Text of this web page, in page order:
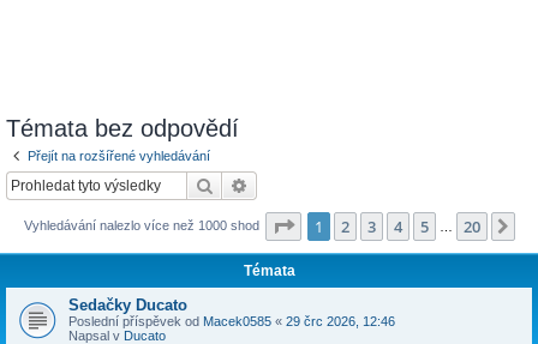
Témata bez odpovědí
Přejít na rozšířené vyhledávání
Hledat
Vyhledávání nalezlo více než 1000 shod Stránka z 20
1 2 3 4 5 20
Témata
Sedačky Ducato
Poslední příspěvek od Macek0585 « 29 črc 2026, 12:46
Napsal v Ducato